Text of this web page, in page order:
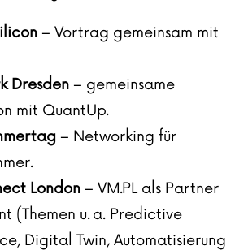
– Vortrag gemeinsam mit
Dresden – gemeinsame
mit QuantUp.
– Networking für
London – VM.PL als Partner
(Themen u. a. Predictive
Digital Twin, Automatisierung